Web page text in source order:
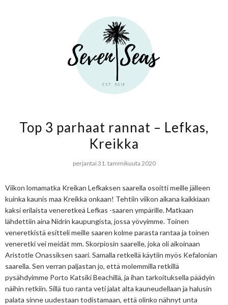
Top 3 parhaat rannat – Lefkas,
Kreikka
perjantai 31. tammikuuta 2020
Viikon lomamatka Kreikan Lefkaksen saarella osoitti meille jälleen
kuinka kaunis maa Kreikka onkaan! Tehtiin viikon aikana kaikkiaan
kaksi erilaista veneretkeä Lefkas -saaren ympärille. Matkaan
lähdettiin aina Nidrin kaupungista, jossa yövyimme. Toinen
veneretkistä esitteli meille saaren kolme parasta rantaa ja toinen
veneretki vei meidät mm. Skorpiosin saarelle, joka oli aikoinaan
Aristotle Onassiksen saari. Samalla retkellä käytiin myös Kefalonian
saarella. Sen verran paljastan jo, että molemmilla retkillä
pysähdyimme Porto Katsiki Beachillä, ja ihan tarkoituksella päädyin
näihin retkiin. Sillä tuo ranta veti jalat alta kauneudellaan ja halusin
palata sinne uudestaan todistamaan, että olinko nähnyt unta